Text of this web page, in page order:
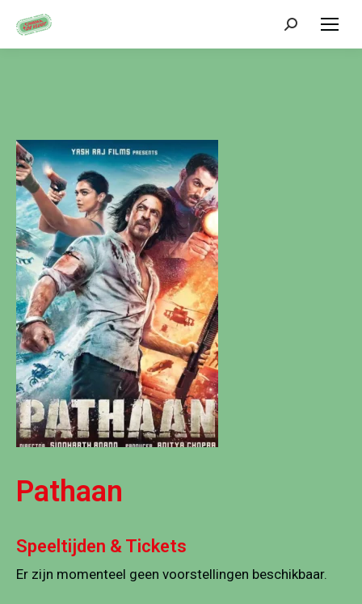
Zoeken:
Pathaan
Speeltijden & Tickets
Er zijn momenteel geen voorstellingen beschikbaar.